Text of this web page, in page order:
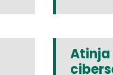
Atinja